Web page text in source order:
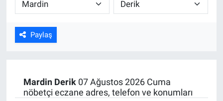
Paylaş
Mardin Derik07 Ağustos 2026 Cuma
nöbetçi eczane adres, telefon ve konumları